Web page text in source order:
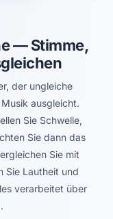
— Stimme,
der ungleiche
ausgleicht.
Sie Schwelle,
Sie dann das
Sie mit
Sie Lautheit und
verarbeitet über